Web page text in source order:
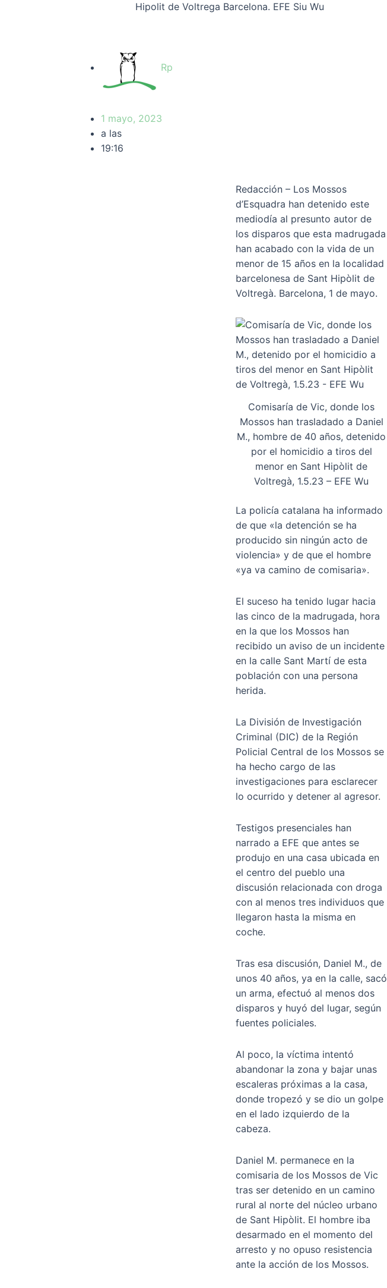
Hipolit de Voltrega Barcelona. EFE Siu Wu
Rp
1 mayo, 2023
a las
19:16
Redacción – Los Mossos
d’Esquadra han detenido este
mediodía al presunto autor de
los disparos que esta madrugada
han acabado con la vida de un
menor de 15 años en la localidad
barcelonesa de Sant Hipòlit de
Voltregà. Barcelona, 1 de mayo.
Comisaría de Vic, donde los
Mossos han trasladado a Daniel
M., hombre de 40 años, detenido
por el homicidio a tiros del
menor en Sant Hipòlit de
Voltregà, 1.5.23 – EFE Wu
La policía catalana ha informado
de que «la detención se ha
producido sin ningún acto de
violencia» y de que el hombre
«ya va camino de comisaria».
El suceso ha tenido lugar hacia
las cinco de la madrugada, hora
en la que los Mossos han
recibido un aviso de un incidente
en la calle Sant Martí de esta
población con una persona
herida.
La División de Investigación
Criminal (DIC) de la Región
Policial Central de los Mossos se
ha hecho cargo de las
investigaciones para esclarecer
lo ocurrido y detener al agresor.
Testigos presenciales han
narrado a EFE que antes se
produjo en una casa ubicada en
el centro del pueblo una
discusión relacionada con droga
con al menos tres individuos que
llegaron hasta la misma en
coche.
Tras esa discusión, Daniel M., de
unos 40 años, ya en la calle, sacó
un arma, efectuó al menos dos
disparos y huyó del lugar, según
fuentes policiales.
Al poco, la víctima intentó
abandonar la zona y bajar unas
escaleras próximas a la casa,
donde tropezó y se dio un golpe
en el lado izquierdo de la
cabeza.
Daniel M. permanece en la
comisaria de los Mossos de Vic
tras ser detenido en un camino
rural al norte del núcleo urbano
de Sant Hipòlit. El hombre iba
desarmado en el momento del
arresto y no opuso resistencia
ante la acción de los Mossos.